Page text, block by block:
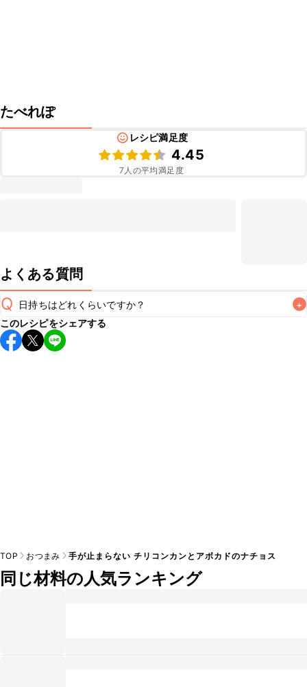
たべれぽ
レシピ満足度
4.45
7 人の平均満足度
よくある質問
Q 日持ちはどれくらいですか？ +
保存期間は冷蔵で当日中が目安です。なるべくお早めにお召
し上がりください。
このレシピをシェアする
TOP おつまみ 手が止まらない チリコンカンとアボカドのナチョス
同じ材料の人気ランキング